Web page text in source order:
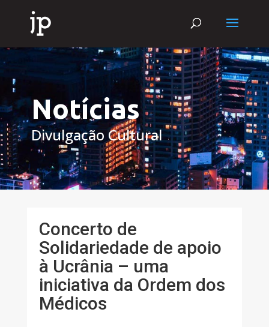
Notícias
Divulgação Cultural
Concerto de
Solidariedade de apoio
à Ucrânia – uma
iniciativa da Ordem dos
Médicos